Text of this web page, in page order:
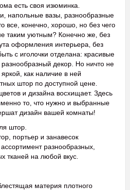
есть своя изюминка.
напольные вазы, разнообразные
все, конечно, хорошо, но без чего
таким уютным? Конечно же, без
оформления интерьера, без
с иголочки отделана: красивые
декор. Но ничто не
как наличие в ней
штор по доступной цене.
и дизайна восхищает. Здесь
то, что нужно и выбранные
дизайн вашей комнаты!
штор.
портьер и занавесок
разнообразных,
тканей на любой вкус.
материя плотного